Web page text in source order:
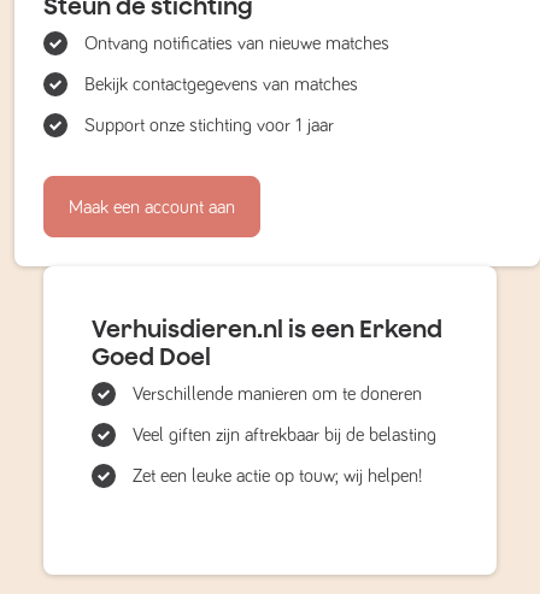
Steun de stichting
Ontvang notificaties van nieuwe matches
Bekijk contactgegevens van matches
Support onze stichting voor 1 jaar
Maak een account aan
Verhuisdieren.nl is een Erkend
Goed Doel
Verschillende manieren om te doneren
Veel giften zijn aftrekbaar bij de belasting
Zet een leuke actie op touw; wij helpen!